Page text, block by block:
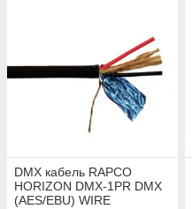
DMX кабель RAPCO
HORIZON DMX-1PR DMX
(AES/EBU) WIRE